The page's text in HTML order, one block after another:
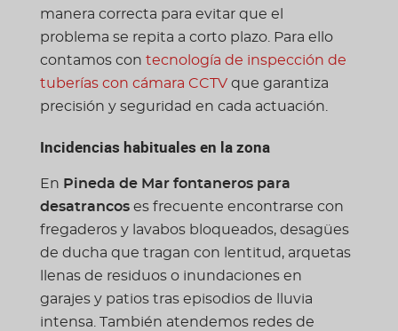
manera correcta para evitar que el
problema se repita a corto plazo. Para ello
contamos con tecnología de inspección de
tuberías con cámara CCTVque garantiza
precisión y seguridad en cada actuación.
Incidencias habituales en la zona
En Pineda de Mar fontaneros para
desatrancoses frecuente encontrarse con
fregaderos y lavabos bloqueados, desagües
de ducha que tragan con lentitud, arquetas
llenas de residuos o inundaciones en
garajes y patios tras episodios de lluvia
intensa. También atendemos redes de